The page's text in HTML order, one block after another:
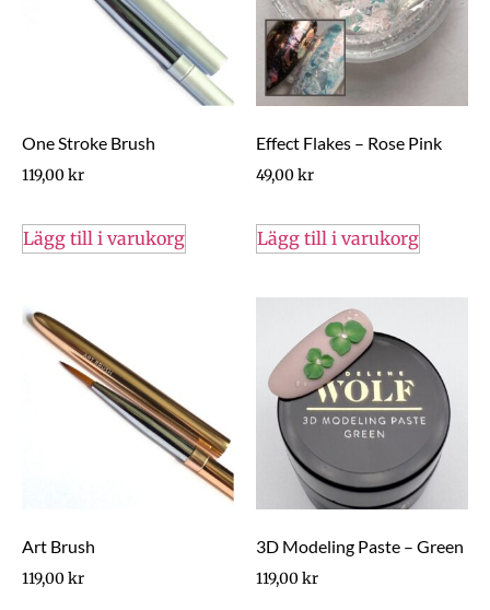
One Stroke Brush
119,00kr
Lägg till i varukorg
Effect Flakes – Rose Pink
49,00kr
Lägg till i varukorg
Art Brush
119,00kr
3D Modeling Paste – Green
119,00kr